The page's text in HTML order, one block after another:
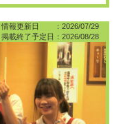
情報更新日 ：2026/07/29
掲載終了予定日：2026/08/28